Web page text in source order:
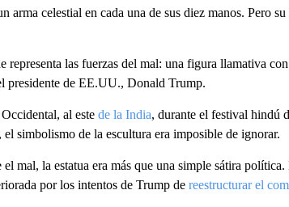
arma celestial en cada una de sus diez manos. Pero
las fuerzas del mal: una figura llamativa
presidente de EE.UU., Donald Trump.
al este de la India, durante el festival hindú
simbolismo de la escultura era imposible de ignorar.
mal, la estatua era más que una simple sátira
por los intentos de Trump de reestructurar el